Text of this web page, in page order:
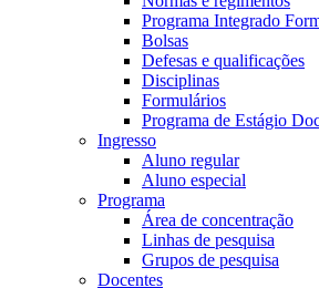
Programa Integrado
Bolsas
Defesas e qualificações
Disciplinas
Formulários
Programa de Estágio
Ingresso
Aluno regular
Aluno especial
Programa
Área de concentração
Linhas de pesquisa
Grupos de pesquisa
Docentes